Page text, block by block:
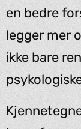
en bedre
legger mer
ikke bare